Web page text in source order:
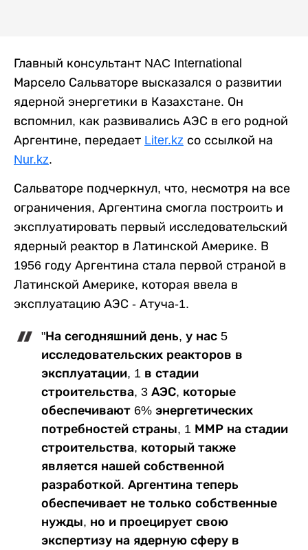
Главный консультант NAC International
Марсело Сальваторе высказался о развитии
ядерной энергетики в Казахстане. Он
вспомнил, как развивались АЭС в его родной
Аргентине, передает Liter.kz со ссылкой на
Nur.kz.
Сальваторе подчеркнул, что, несмотря на все
ограничения, Аргентина смогла построить и
эксплуатировать первый исследовательский
ядерный реактор в Латинской Америке. В
1956 году Аргентина стала первой страной в
Латинской Америке, которая ввела в
эксплуатацию АЭС - Атуча-1.
"На сегодняшний день, у нас 5
исследовательских реакторов в
эксплуатации, 1 в стадии
строительства, 3 АЭС, которые
обеспечивают 6% энергетических
потребностей страны, 1 ММР на стадии
строительства, который также
является нашей собственной
разработкой. Аргентина теперь
обеспечивает не только собственные
нужды, но и проецирует свою
экспертизу на ядерную сферу в